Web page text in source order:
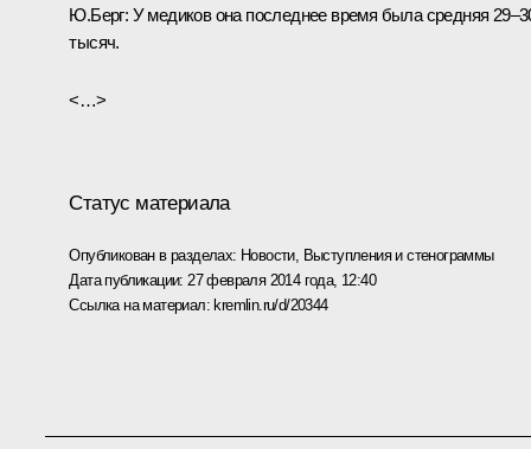
Ю.Берг: У медиков она последнее время была средняя
тысяч.
<…>
Статус материала
Опубликован в разделах: Новости, Выступления и стенограммы
Дата публикации: 27 февраля 2014 года, 12:40
Ссылка на материал: kremlin.ru/d/20344